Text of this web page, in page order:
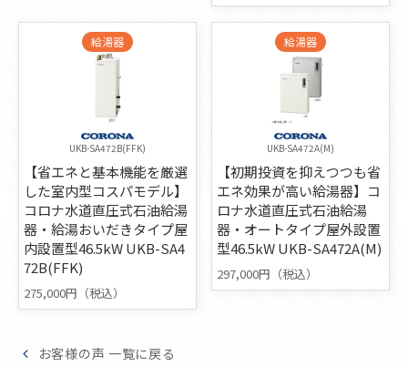
給湯器
UKB-SA472B(FFK)
【省エネと基本機能を厳選
した室内型コスパモデル】
コロナ水道直圧式石油給湯
器・給湯おいだきタイプ屋
内設置型46.5kW UKB-SA4
72B(FFK)
275,000円（税込）
給湯器
UKB-SA472A(M)
【初期投資を抑えつつも省
エネ効果が高い給湯器】コ
ロナ水道直圧式石油給湯
器・オートタイプ屋外設置
型46.5kW UKB-SA472A(M)
297,000円（税込）
お客様の声 一覧に戻る